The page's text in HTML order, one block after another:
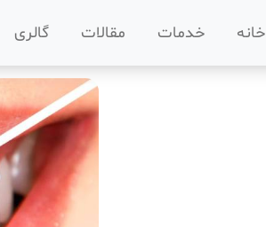
خانه خدمات مقالات گالری